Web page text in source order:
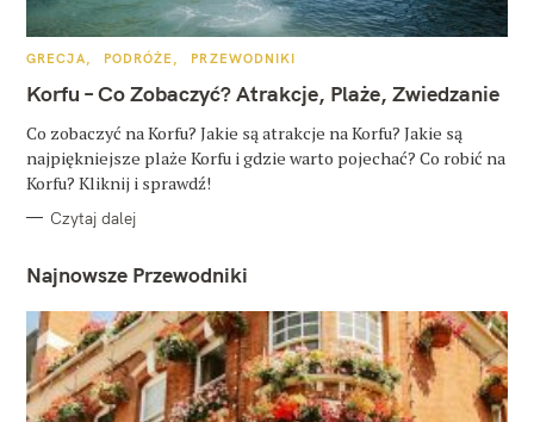
K
T
E
O
R
I
GRECJA PODRÓŻE PRZEWODNIKI
Korfu – Co Zobaczyć? Atrakcje, Plaże, Zwiedzanie
Co zobaczyć na Korfu? Jakie są atrakcje na Korfu? Jakie są
najpiękniejsze plaże Korfu i gdzie warto pojechać? Co robić na
Korfu? Kliknij i sprawdź!
Czytaj dalej
Najnowsze Przewodniki